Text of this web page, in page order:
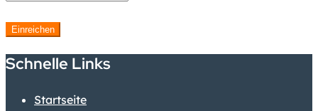
Einreichen
Schnelle Links
Startseite